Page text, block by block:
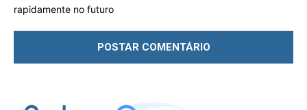
rapidamente no futuro